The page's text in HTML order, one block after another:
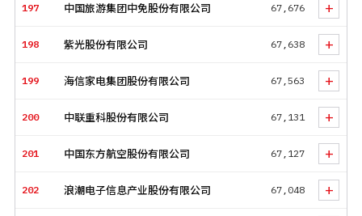
197 中国旅游集团中免股份有限公司 67,676 +
198 紫光股份有限公司 67,638 +
199 海信家电集团股份有限公司 67,563 +
200 中联重科股份有限公司 67,131 +
201 中国东方航空股份有限公司 67,127 +
202 浪潮电子信息产业股份有限公司 67,048 +